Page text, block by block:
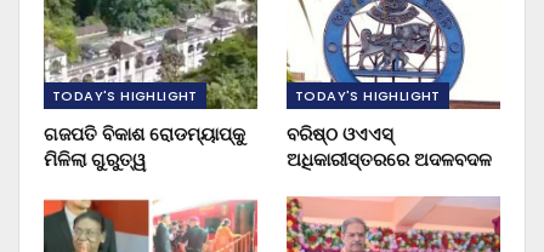
TODAY'S HIGHLIGHT
ଗଜପତି ବିକାଶ ରୋଡମ୍ୟାପ୍‌କୁ
ମିଳିଲା ଗୁରୁତ୍ୱ
TODAY'S HIGHLIGHT
ବରିଷ୍ଠ ଓଏଏସ୍‌
ଅଧିକାରୀସ୍ତରରେ ଅଦଳବଦଳ